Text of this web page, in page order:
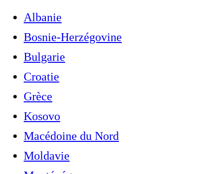
Albanie
Bosnie-Herzégovine
Bulgarie
Croatie
Grèce
Kosovo
Macédoine du Nord
Moldavie